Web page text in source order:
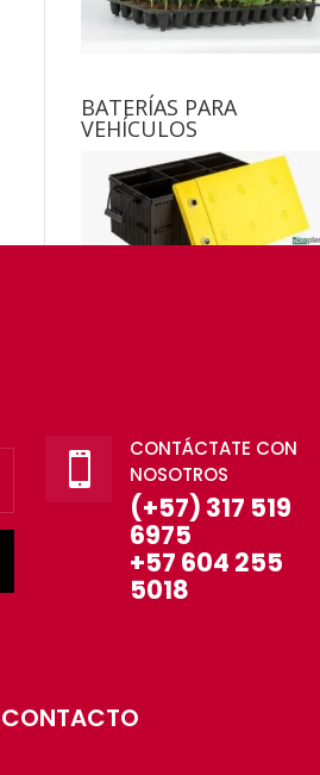
BATERÍAS PARA
VEHÍCULOS

CONTÁCTATE CON
NOSOTROS
(+57) 317 519
6975
+57 604 255
5018
CONTACTO